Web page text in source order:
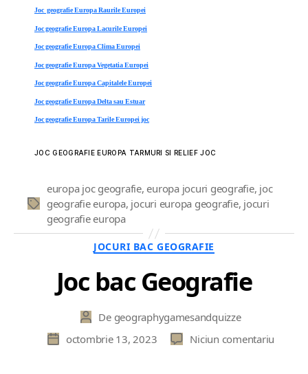
Joc geografie Europa Raurile Europei
Joc geografie Europa Lacurile Europei
Joc geografie Europa Clima Europei
Joc geografie Europa Vegetatia Europei
Joc geografie Europa Capitalele Europei
Joc geografie Europa Delta sau Estuar
Joc geografie Europa Tarile Europei joc
JOC GEOGRAFIE EUROPA TARMURI SI RELIEF JOC
Etichete
europa joc geografie, europa jocuri geografie, joc
geografie europa, jocuri europa geografie, jocuri
geografie europa
Categorii
JOCURI BAC GEOGRAFIE
Joc bac Geografie
Autor
articol
De geographygamesandquizze
Datăoctombrie 13, 2023 Niciun comentariu